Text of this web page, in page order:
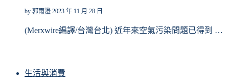
by 郭雨澄 2023 年 11 月 28 日
(Merxwire編譯/台灣台北) 近年來空氣污染問題已得到 …
生活與消費